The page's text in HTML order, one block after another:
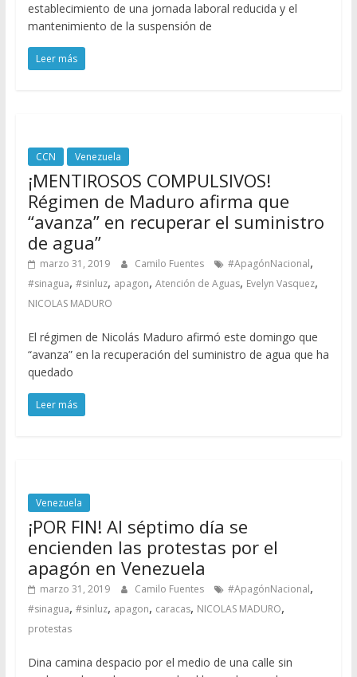
establecimiento de una jornada laboral reducida y el
mantenimiento de la suspensión de
Leer más
CCN Venezuela
¡MENTIROSOS COMPULSIVOS!
Régimen de Maduro afirma que
“avanza” en recuperar el suministro
de agua”
marzo 31, 2019 Camilo Fuentes #ApagónNacional,
#sinagua, #sinluz, apagon, Atención de Aguas, Evelyn Vasquez,
NICOLAS MADURO
El régimen de Nicolás Maduro afirmó este domingo que
“avanza” en la recuperación del suministro de agua que ha
quedado
Leer más
Venezuela
¡POR FIN! Al séptimo día se
encienden las protestas por el
apagón en Venezuela
marzo 31, 2019 Camilo Fuentes #ApagónNacional,
#sinagua, #sinluz, apagon, caracas, NICOLAS MADURO,
protestas
Dina camina despacio por el medio de una calle sin